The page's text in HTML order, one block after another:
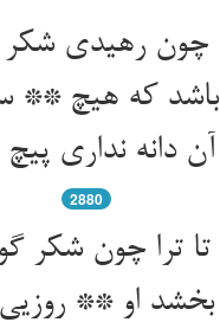
چون رهیدی شکر
باشد که هیچ **
آن دانه نداری
2880
تا ترا چون شکر
بخشد او **